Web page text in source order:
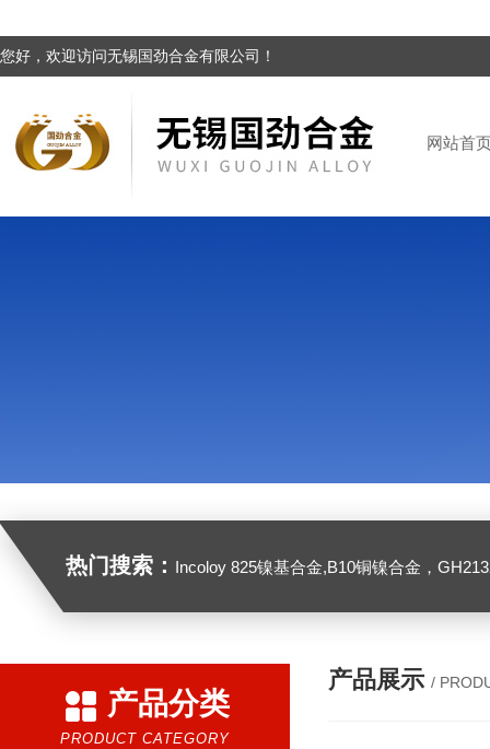
您好，欢迎访问无锡国劲合金有限公司！
网站首
热门搜索： Incoloy 825镍基合金,B10铜镍合金，GH2132高温合金，C276
产品分类
PRODUCT CATEGORY
产品展示 /